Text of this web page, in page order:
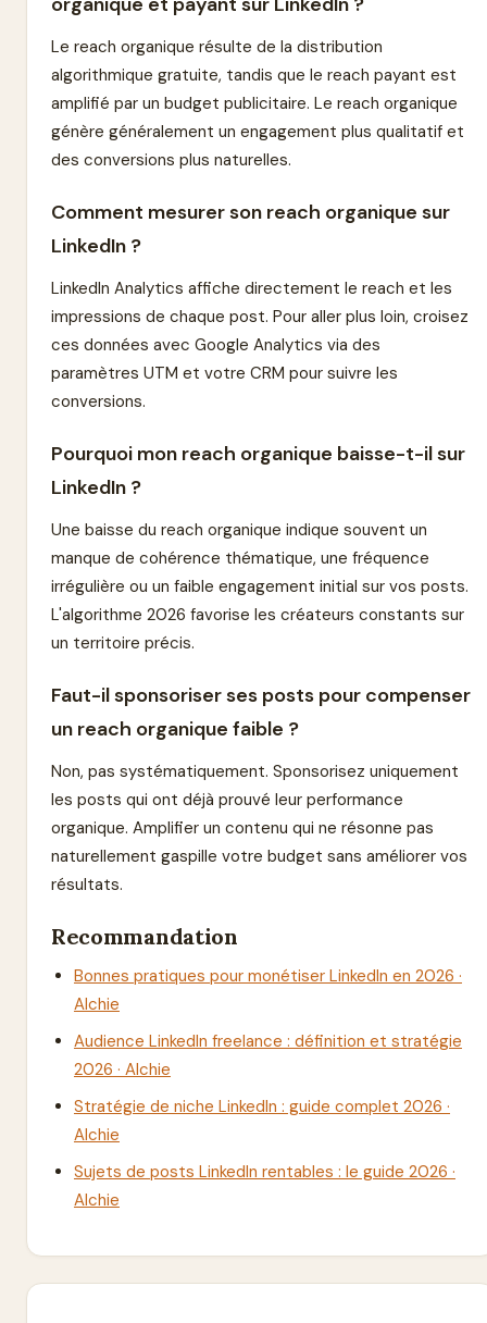
Le reach organique résulte de la distribution
algorithmique gratuite, tandis que le reach payant est
amplifié par un budget publicitaire. Le reach organique
génère généralement un engagement plus qualitatif et
des conversions plus naturelles.
Comment mesurer son reach organique sur
LinkedIn ?
LinkedIn Analytics affiche directement le reach et les
impressions de chaque post. Pour aller plus loin, croisez
ces données avec Google Analytics via des
paramètres UTM et votre CRM pour suivre les
conversions.
Pourquoi mon reach organique baisse-t-il sur
LinkedIn ?
Une baisse du reach organique indique souvent un
manque de cohérence thématique, une fréquence
irrégulière ou un faible engagement initial sur vos posts.
L'algorithme 2026 favorise les créateurs constants sur
un territoire précis.
Faut-il sponsoriser ses posts pour compenser
un reach organique faible ?
Non, pas systématiquement. Sponsorisez uniquement
les posts qui ont déjà prouvé leur performance
organique. Amplifier un contenu qui ne résonne pas
naturellement gaspille votre budget sans améliorer vos
résultats.
Recommandation
Bonnes pratiques pour monétiser LinkedIn en 2026 ·
Alchie
Audience LinkedIn freelance : définition et stratégie
2026 · Alchie
Stratégie de niche LinkedIn : guide complet 2026 ·
Alchie
Sujets de posts LinkedIn rentables : le guide 2026 ·
Alchie